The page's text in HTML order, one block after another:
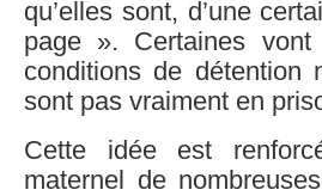
qu’elles sont, d’une
page ». Certaines vont
conditions de
sont pas vraiment en
Cette idée est
maternel de